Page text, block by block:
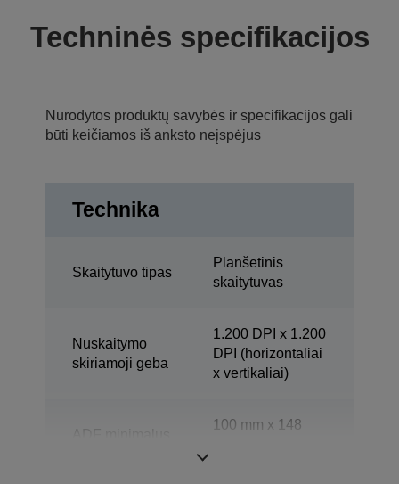
Techninės specifikacijos
Nurodytos produktų savybės ir specifikacijos gali
būti keičiamos iš anksto neįspėjus
Technika
Skaitytuvo tipas
Planšetinis
skaitytuvas
Nuskaitymo
skiriamoji geba
1.200 DPI x 1.200
DPI (horizontaliai
x vertikaliai)
100 mm x 148